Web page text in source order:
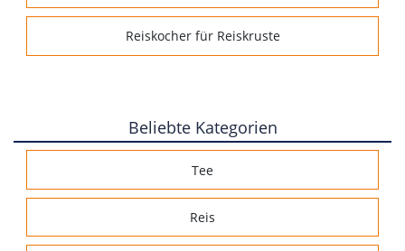
Reiskocher für Reiskruste
Beliebte Kategorien
Tee
Reis